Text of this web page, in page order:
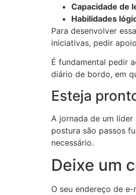
Capacidade de
Habilidades
Para desenvolver
iniciativas, pedir
É fundamental pedir
diário de bordo, em
Esteja
A jornada de um
postura são passos
necessário.
Deixe um
O seu endereço de